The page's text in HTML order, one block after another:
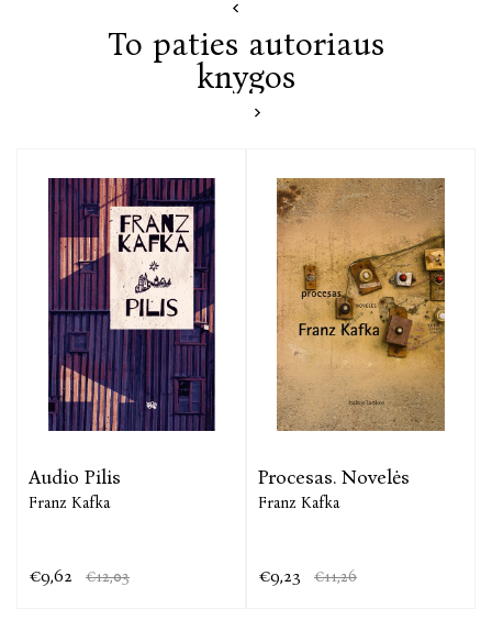
To paties autoriaus
knygos
Audio Pilis
Franz Kafka
€9,62 €12,03
Procesas. Novelės
Franz Kafka
€9,23 €11,26